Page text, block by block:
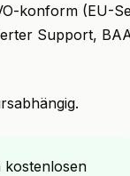
konform (EU-
Support,
kostenlosen